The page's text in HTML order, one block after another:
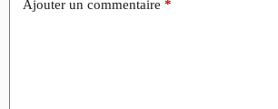
Ajouter un commentaire *